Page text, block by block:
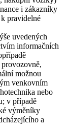
i zákazníky
pravidelné
uvedených
informačních
možnou
venkovním
nebo
v případě
výměníky
a